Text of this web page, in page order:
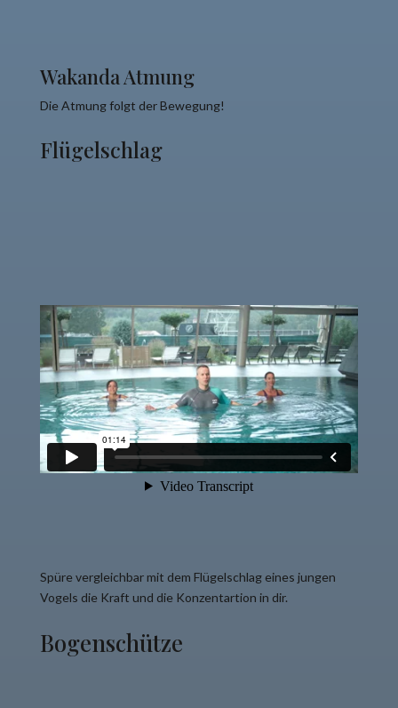
Wakanda Atmung
Die Atmung folgt der Bewegung!
Flügelschlag
Spüre vergleichbar mit dem Flügelschlag eines jungen
Vogels die Kraft und die Konzentartion in dir.
Bogenschütze